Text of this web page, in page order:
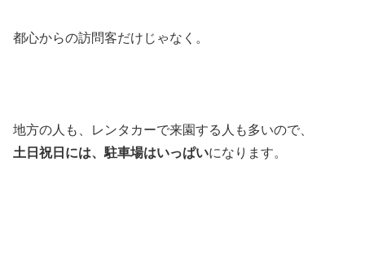
都心からの訪問客だけじゃなく。
地方の人も、レンタカーで来園する人も多いので、
土日祝日には、駐車場はいっぱいになります。